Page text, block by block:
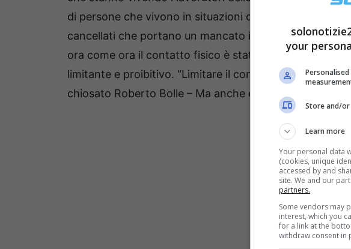
di persone che vivono in situazioni drammatiche e
cancellati che portano un mancato introito economico
ora come ora il contatto fisico è stato annullato, cosa
limitante e proibitivo. “Limitare il contatto tra ballerini è
chiosato Roberto Bolle – Ma anche estremamente
your
Store and/or
Learn more
Your personal data
(cookies, unique
accessed by and
site. We and our
partners.
Some vendors may
interest, which you
for a link at the
withdraw consent in